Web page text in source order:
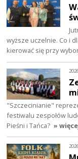
wyższe uczelnie. Co i
kierować się przy
"Szczecinianie"
festiwalu zespołów
Pieśni i Tańca? »